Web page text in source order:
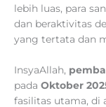
lebih luas, para
dan beraktivitas
yang tertata dan
InsyaAllah,
pada Oktober
fasilitas utama, di